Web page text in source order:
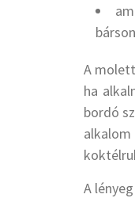
A
ha
bordó
A